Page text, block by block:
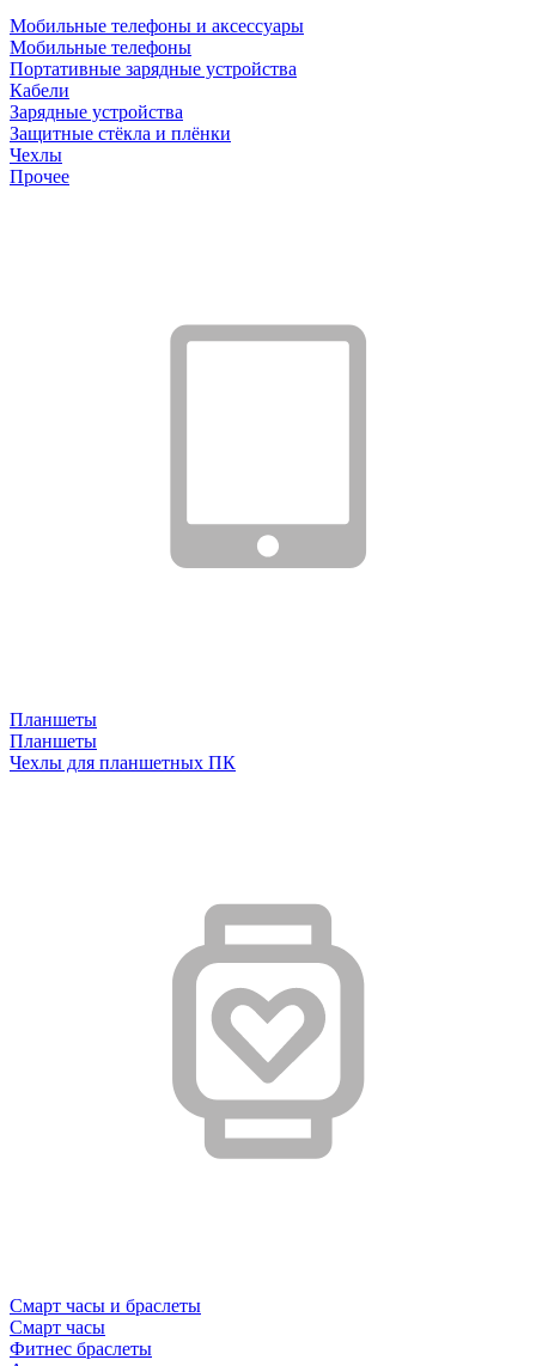
Мобильные телефоны и аксессуары
Мобильные телефоны
Портативные зарядные устройства
Кабели
Зарядные устройства
Защитные стёкла и плёнки
Чехлы
Прочее
Планшеты
Планшеты
Чехлы для планшетных ПК
Смарт часы и браслеты
Смарт часы
Фитнес браслеты